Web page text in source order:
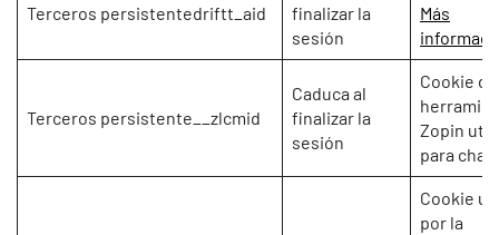
Terceros persistentedriftt_aid
finalizar la
sesión
Más
Terceros persistente__zlcmid
Caduca al
finalizar la
sesión
Cookie
Zopin
para chat
Cookie
por la